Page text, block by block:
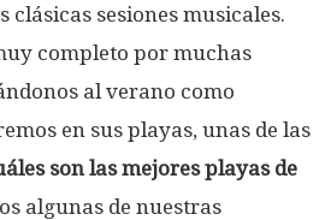
clásicas sesiones musicales.
completo por muchas
al verano como
en sus playas, unas de las
son las mejores playas de
algunas de nuestras